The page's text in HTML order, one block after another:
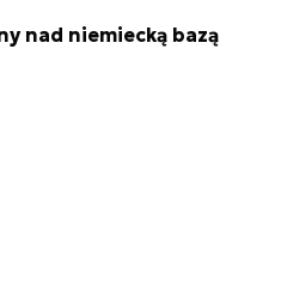
nad niemiecką bazą